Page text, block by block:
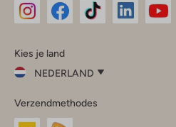
InstagramFacebook
Kies je land
NEDERLAND
je
land
Verzendmethodes